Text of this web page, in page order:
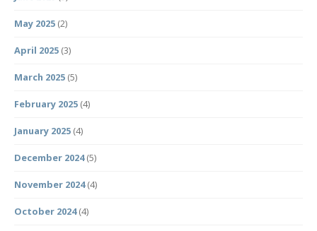
May 2025 (2)
April 2025 (3)
March 2025 (5)
February 2025 (4)
January 2025 (4)
December 2024(5)
November 2024(4)
October 2024(4)